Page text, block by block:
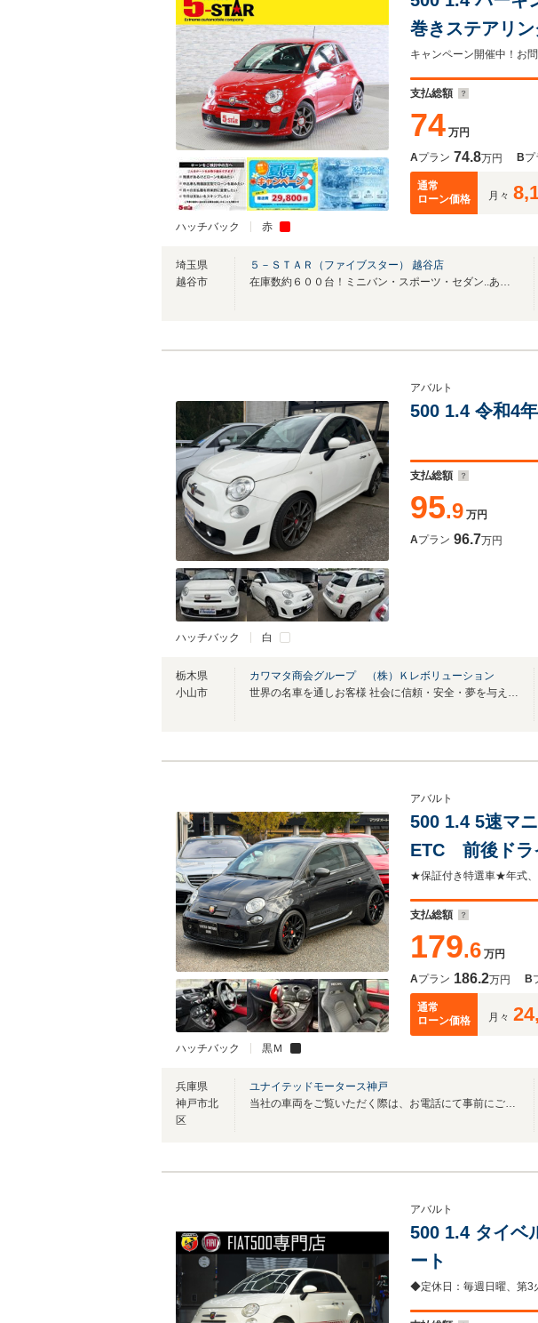
ハッチバック 赤
巻きステアリ
ライト/純正AW
キャンペーン開催中！お
支払総額
74 万円
Aプラン 74.8万円 Bプ
通常
ローン価格
月々
埼玉県
越谷市
５－ＳＴＡＲ（ファイブスター） 越谷店
在庫数約６００台！ミニバン・スポーツ・セダン..あなたの「欲しい」が見つかります！
ハッチバック 白
アバルト
500 1.4 令和4
支払総額
95.9 万円
Aプラン 96.7万円
栃木県
小山市
カワマタ商会グループ （株）Ｋレボリューション
世界の名車を通しお客様 社会に信頼・安全・夢を与える 企業を目指してます。
ハッチバック 黒Ｍ
アバルト
500 1.4 5速マ
ETC 前後ド
ツマフラー カ
支払総額
179.6 万円
Aプラン 186.2万円 B
通常
ローン価格
月々
兵庫県
神戸市北
区
ユナイテッドモータース神戸
当社の車両をご覧いただく際は、お電話にて事前にご予約ください！
アバルト
500 1.4 タイベ
ート